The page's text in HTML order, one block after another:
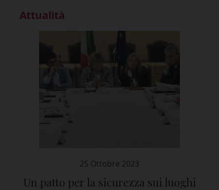
Attualità
25 Ottobre 2023
Un patto per la sicurezza sui luoghi